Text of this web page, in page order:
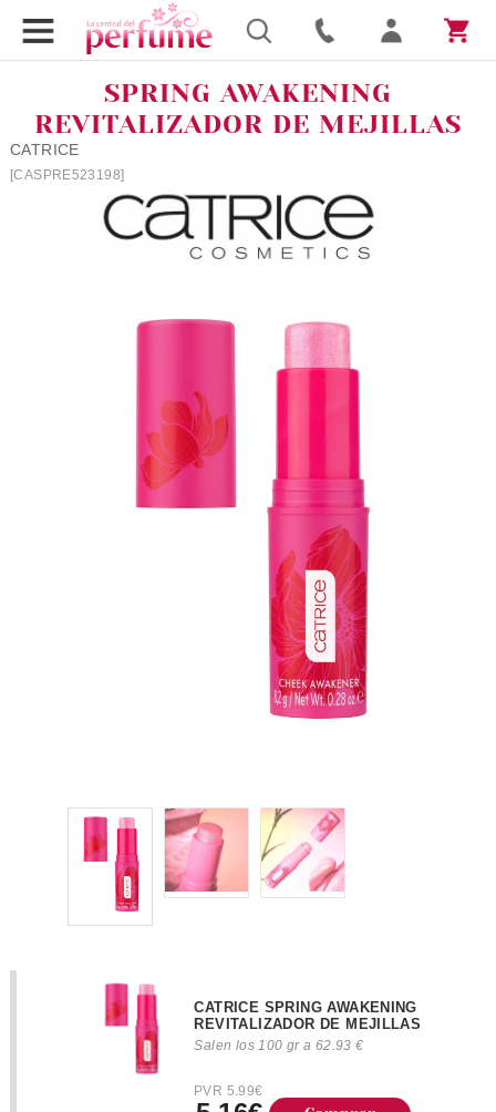
SPRING AWAKENING
REVITALIZADOR DE MEJILLAS
CATRICE
[CASPRE523198]
CATRICE SPRING AWAKENING
REVITALIZADOR DE MEJILLAS
Salen los 100 gr a 62.93 €
PVR 5.99€